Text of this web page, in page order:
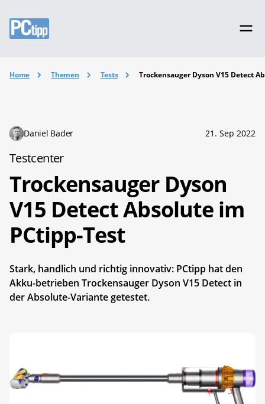
Home Themen Tests Trockensauger Dyson V15 Detect
Daniel Bader 21. Sep 2022
Testcenter
Trockensauger Dyson
V15 Detect Absolute im
PCtipp-Test
Stark, handlich und richtig innovativ: PCtipp hat den
Akku-betrieben Trockensauger Dyson V15 Detect in
der Absolute-Variante getestet.